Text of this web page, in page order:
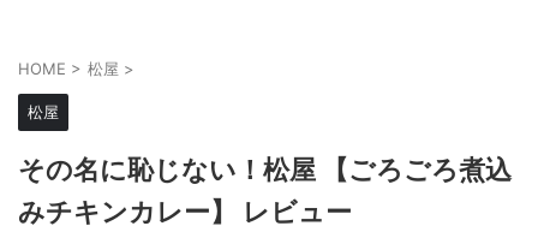
HOME > 松屋 >
松屋
その名に恥じない！松屋 【ごろごろ煮込
みチキンカレー】 レビュー